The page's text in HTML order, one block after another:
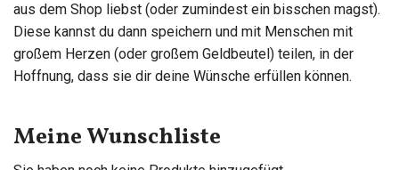
aus dem Shop liebst (oder zumindest ein bisschen magst).
Diese kannst du dann speichern und mit Menschen mit
großem Herzen (oder großem Geldbeutel) teilen, in der
Hoffnung, dass sie dir deine Wünsche erfüllen können.
Meine Wunschliste